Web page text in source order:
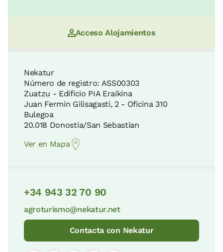
Acceso Alojamientos
Nekatur
Número de registro: ASS00303
Zuatzu - Edificio PIA Eraikina
Juan Fermin Gilisagasti, 2 - Oficina 310
Bulegoa
20.018 Donostia/San Sebastian
Ver en Mapa
+34 943 32 70 90
agroturismo@nekatur.net
Contacta con Nekatur